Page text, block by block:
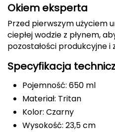
ENERO
ENERO CAMP
ENERO PRO
Elmer by Swany
Extremities
Okiem eksperta
Przed pierwszym użyciem
ciepłej wodzie z płynem,
pozostałości produkcyjne i
Specyfikacja
Pojemność: 650 ml
Materiał: Tritan
Kolor: Czarny
Wysokość: 23,5 cm